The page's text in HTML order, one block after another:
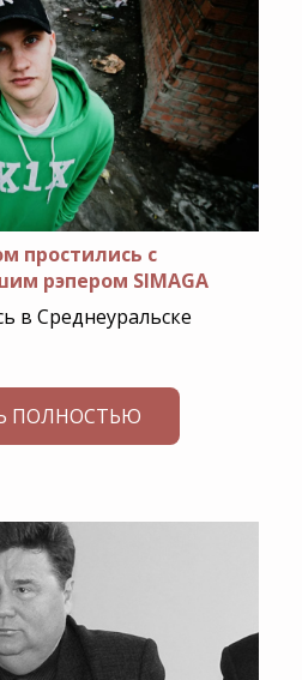
простились с
рэпером SIMAGA
в Среднеуральске
ПОЛНОСТЬЮ